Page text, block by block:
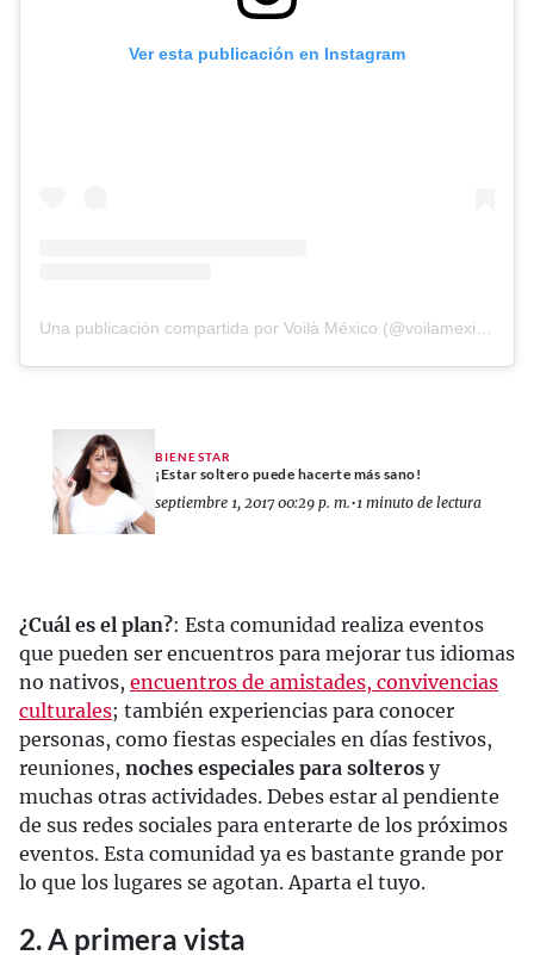
Ver esta publicación en Instagram
BIENESTAR
¡Estar soltero puede hacerte más sano!
septiembre 1, 2017 00:29 p. m.•1 minuto de lectura
¿Cuál es el plan?: Esta comunidad realiza eventos
que pueden ser encuentros para mejorar tus idiomas
no nativos, encuentros de amistades, convivencias
culturales; también experiencias para conocer
personas, como fiestas especiales en días festivos,
reuniones, noches especiales para solteros y
muchas otras actividades. Debes estar al pendiente
de sus redes sociales para enterarte de los próximos
eventos. Esta comunidad ya es bastante grande por
lo que los lugares se agotan. Aparta el tuyo.
2. A primera vista